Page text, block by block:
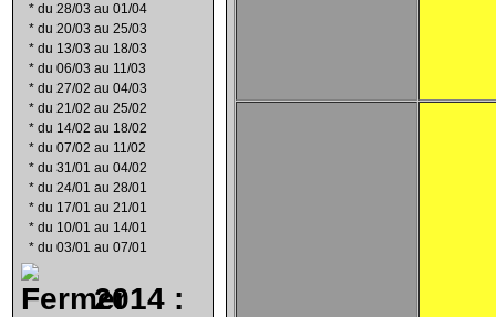
* du 28/03 au 01/04
* du 20/03 au 25/03
* du 13/03 au 18/03
* du 06/03 au 11/03
* du 27/02 au 04/03
* du 21/02 au 25/02
* du 14/02 au 18/02
* du 07/02 au 11/02
* du 31/01 au 04/02
* du 24/01 au 28/01
* du 17/01 au 21/01
* du 10/01 au 14/01
* du 03/01 au 07/01
2014 :